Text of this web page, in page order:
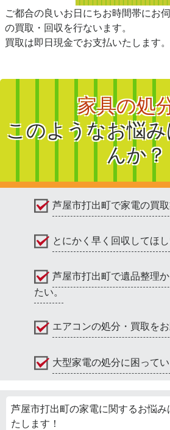
ご都合の良いお日にちお時間帯にお
の買取・回収を行ないます。
買取は即日現金でお支払いたします。
家具の処
このようなお悩
んか？
芦屋市打出町で家電の買取
とにかく早く回収してほ
芦屋市打出町で遺品整理
たい。
エアコンの処分・買取を
大型家電の処分に困ってい
芦屋市打出町の家電に関するお悩
たします！